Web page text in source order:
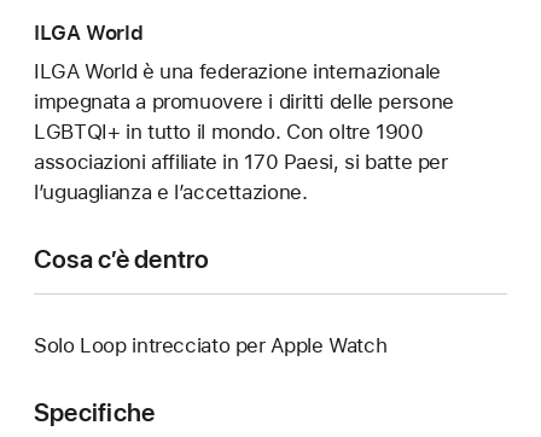
ILGA World
ILGA World è una federazione internazionale
impegnata a promuovere i diritti delle persone
LGBTQI+ in tutto il mondo. Con oltre 1900
associazioni affiliate in 170 Paesi, si batte per
l’uguaglianza e l’accettazione.
Cosa c’è dentro
Solo Loop intrecciato per Apple Watch
Specifiche